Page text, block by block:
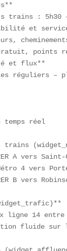
trains :
et
points
et flux**
réguliers –
temps réel
trains
A vers Saint-
4 vers
B vers
ligne 14
fluide